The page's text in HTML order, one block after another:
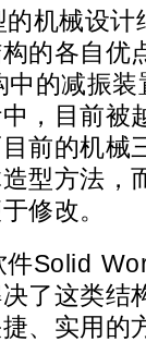
机械设计
的各自优
的减振
，目前被
前的机械
型方法，
修改。
Solid
了这类结
、实用的